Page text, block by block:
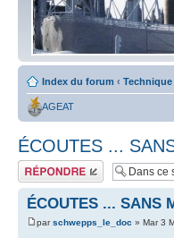
Index du forum ‹ Technique
AGEAT
ÉCOUTES ...
Répondre
ÉCOUTES ... SANS
parschwepps_le_doc » Mar 3